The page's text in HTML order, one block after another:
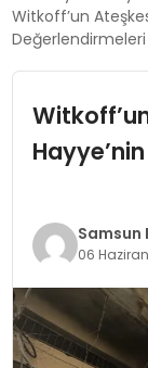
EĞITIM
GÜNDEM
SIYASET
SPOR
Witkoff’un
Değerlendirmeleri
Samsun
06